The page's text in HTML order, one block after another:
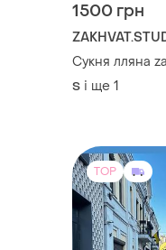
1500 грн
Сукня лляна
S і ще 1
TOP